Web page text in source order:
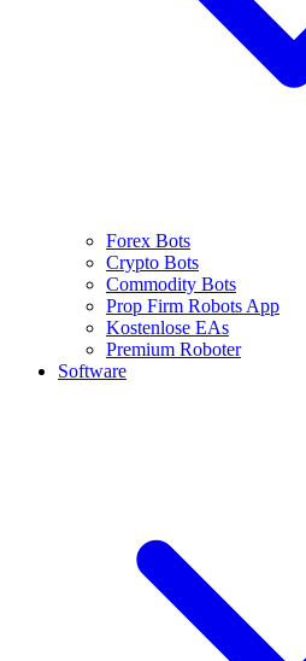
Forex Bots
Crypto Bots
Commodity Bots
Prop Firm Robots App
Kostenlose EAs
Premium Roboter
Software